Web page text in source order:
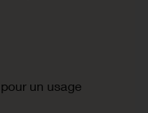
un usage